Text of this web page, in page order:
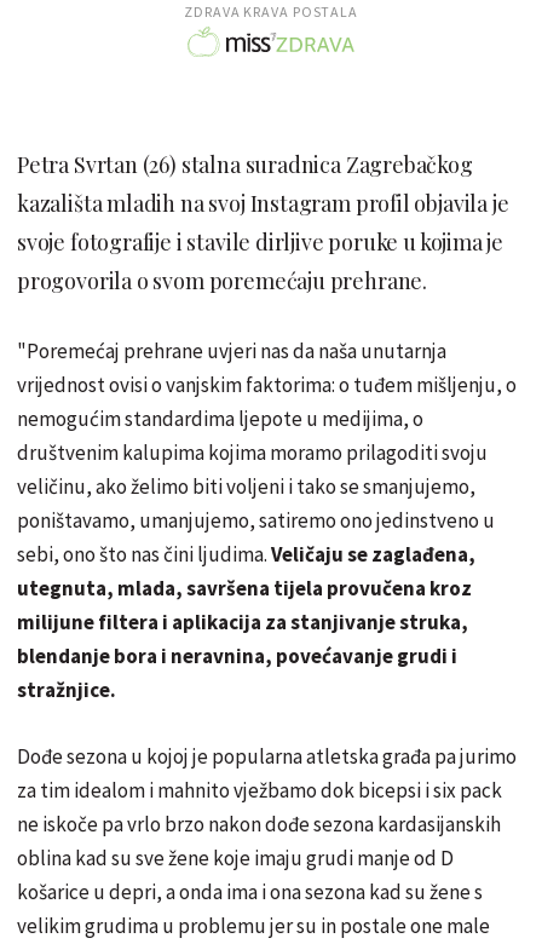
ZDRAVA KRAVA POSTALA
Petra Svrtan (26) stalna suradnica Zagrebačkog
kazališta mladih na svoj Instagram profil objavila je
svoje fotografije i stavile dirljive poruke u kojima je
progovorila o svom poremećaju prehrane.
"Poremećaj prehrane uvjeri nas da naša unutarnja
vrijednost ovisi o vanjskim faktorima: o tuđem mišljenju, o
nemogućim standardima ljepote u medijima, o
društvenim kalupima kojima moramo prilagoditi svoju
veličinu, ako želimo biti voljeni i tako se smanjujemo,
poništavamo, umanjujemo, satiremo ono jedinstveno u
sebi, ono što nas čini ljudima.Veličaju se zaglađena,
utegnuta, mlada, savršena tijela provučena kroz
milijune filtera i aplikacija za stanjivanje struka,
blendanje bora i neravnina, povećavanje grudi i
stražnjice.
Dođe sezona u kojoj je popularna atletska građa pa jurimo
za tim idealom i mahnito vježbamo dok bicepsi i six pack
ne iskoče pa vrlo brzo nakon dođe sezona kardasijanskih
oblina kad su sve žene koje imaju grudi manje od D
košarice u depri, a onda ima i ona sezona kad su žene s
velikim grudima u problemu jer su in postale one male